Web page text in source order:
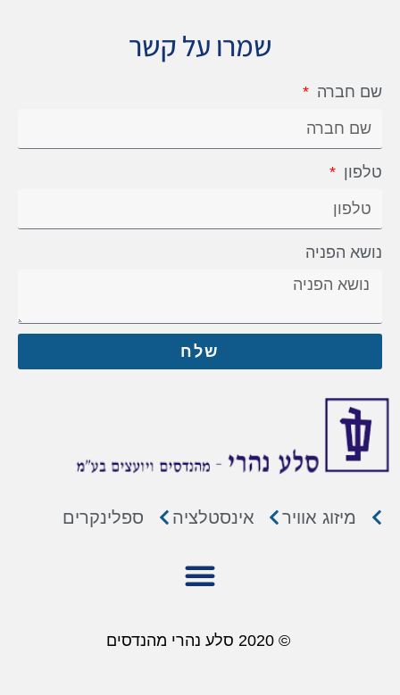
מיזוג אוויר אינסטלציה ספלינקרים
© 2020 סלע נהרי מהנדסים
שמרו על קשר
שם חברה
טלפון
נושא הפניה
שלח